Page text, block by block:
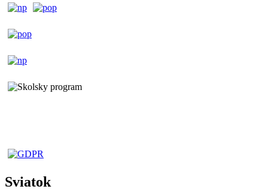
Sviatok